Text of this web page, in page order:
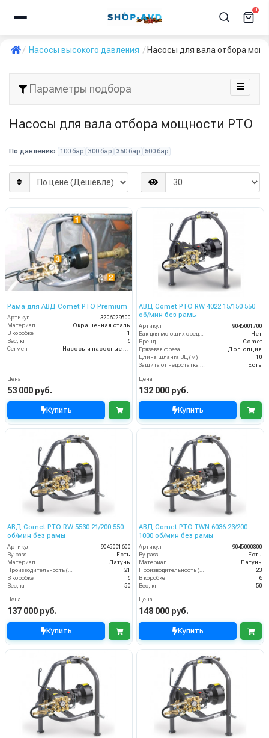
0
Насосы высокого давления Насосы для вала отбора
Параметры подбора
Насосы для вала отбора мощности PTO
По давлению: 100 бар 300 бар 350 бар 500 бар
Рама для АВД Comet PTO Premium
Артикул
3206029500
Материал
Окрашенная сталь
В коробке
1
Вес, кг
6
Сегмент
Цена
53 000 руб.
Купить
АВД Comet PTO RW 4022 15/150 550
об/мин без рамы
Артикул
9045001700
Нет
Бренд
Comet
Грязевая фреза
Доп.опция
Длина шланга ВД (м)
10
Есть
Цена
132 000 руб.
Купить
АВД Comet PTO RW 5530 21/200 550
об/мин без рамы
Артикул
9045001600
By-pass
Есть
Материал
Латунь
Производительность (л/мин)
21
В коробке
6
Вес, кг
50
Цена
137 000 руб.
Купить
АВД Comet PTO TWN 6036 23/200
1000 об/мин без рамы
Артикул
9045000800
By-pass
Есть
Материал
Латунь
Производительность (л/мин)
23
В коробке
6
Вес, кг
50
Цена
148 000 руб.
Купить